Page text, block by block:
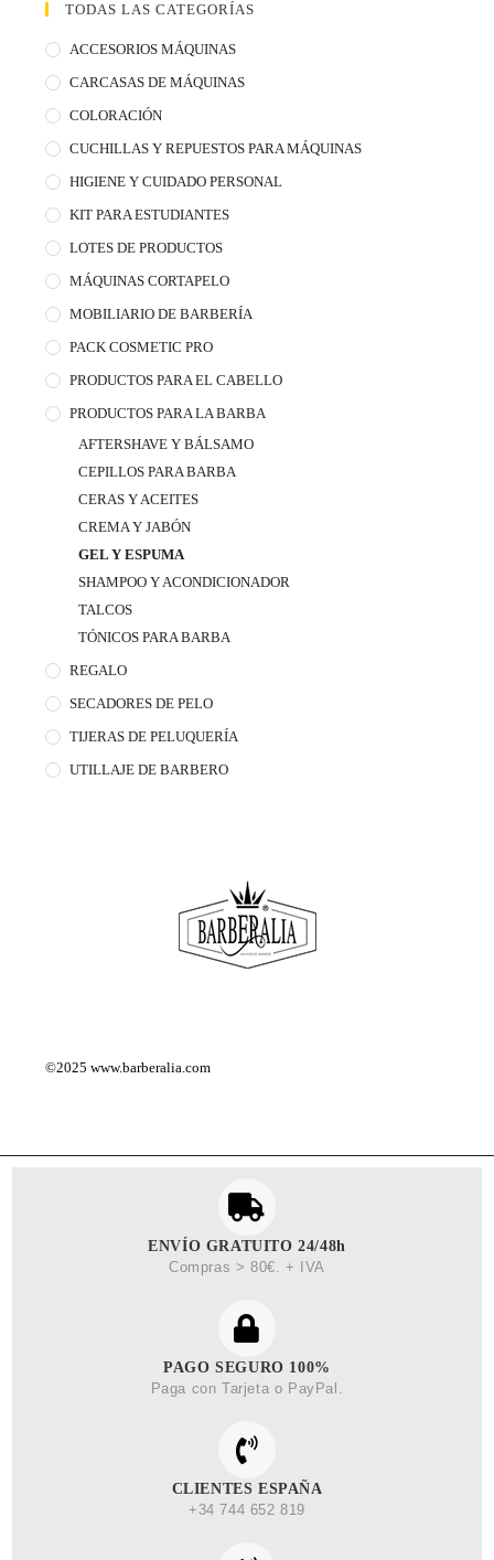
TODAS LAS CATEGORÍAS
ACCESORIOS MÁQUINAS
CARCASAS DE MÁQUINAS
COLORACIÓN
CUCHILLAS Y REPUESTOS PARA MÁQUINAS
HIGIENE Y CUIDADO PERSONAL
KIT PARA ESTUDIANTES
LOTES DE PRODUCTOS
MÁQUINAS CORTAPELO
MOBILIARIO DE BARBERÍA
PACK COSMETIC PRO
PRODUCTOS PARA EL CABELLO
PRODUCTOS PARA LA BARBA
AFTERSHAVE Y BÁLSAMO
CEPILLOS PARA BARBA
CERAS Y ACEITES
CREMA Y JABÓN
GEL Y ESPUMA
SHAMPOO Y ACONDICIONADOR
TALCOS
TÓNICOS PARA BARBA
REGALO
SECADORES DE PELO
TIJERAS DE PELUQUERÍA
UTILLAJE DE BARBERO
©2025www.barberalia.com
ENVÍO GRATUITO 24/48h
Compras > 80€. + IVA
PAGO SEGURO 100%
Paga con Tarjeta o PayPal.
CLIENTES ESPAÑA
+34 744 652 819